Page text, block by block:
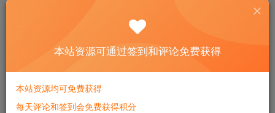
六九网单怀旧端游预言单机版稀有一键完整服务端
六九网单
2个月前更新
关注
1 2699 618
付费资源
本站资源可通过签到和评论免费获得
本站资源均可免费获得
每天评论和签到会免费获得积分